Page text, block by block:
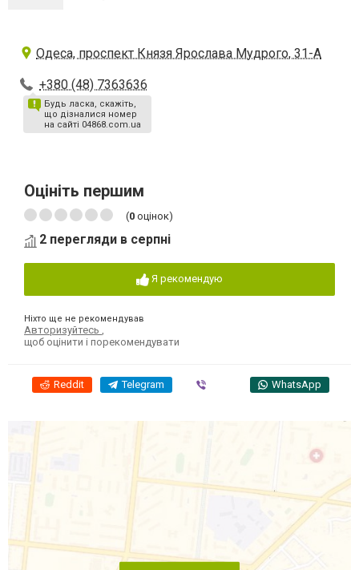
Одеса, проспект Князя Ярослава Мудрого, 31-А
+380 (48) 7363636
Будь ласка, скажіть,
що дізналися номер
на сайті 04868.com.ua
Оцініть першим
(0 оцінок)
2 перегляди в серпні
Я рекомендую
Ніхто ще не рекомендував
Авторизуйтесь
щоб оцінити і порекомендувати
Reddit Telegram WhatsApp